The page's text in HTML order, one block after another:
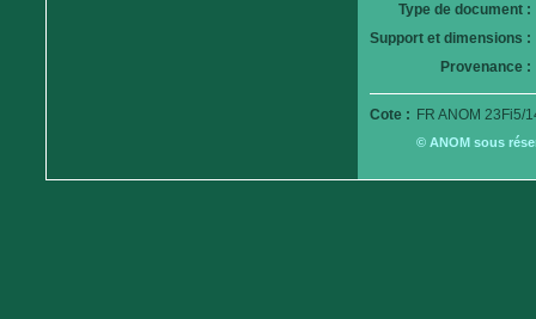
Type de document :
Support et dimensions :
Provenance :
Cote : FR ANOM 23Fi5/
© ANOM sous